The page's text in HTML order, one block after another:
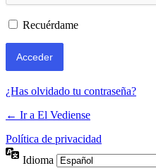
Recuérdame
¿Has olvidado tu contraseña?
← Ir a El Vediense
Política de privacidad
Idioma